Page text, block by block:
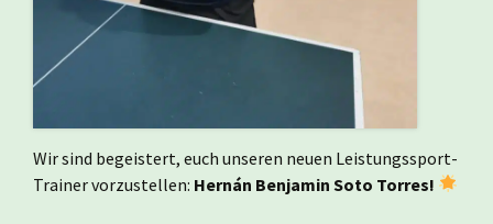
Wir sind begeistert, euch unseren neuen Leistungssport-
Trainer vorzustellen: Hernán Benjamin Soto Torres!